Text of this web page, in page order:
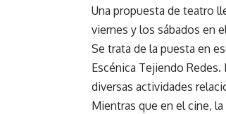
Una propuesta de teatro
viernes y los sábados en
Se trata de la puesta en
Escénica Tejiendo
diversas actividades
Mientras que en el cine,